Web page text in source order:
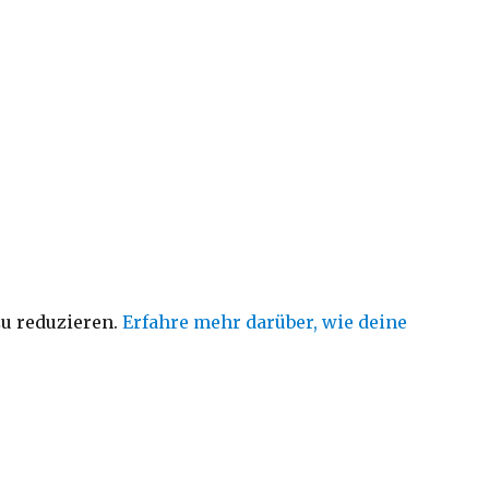
reduzieren.Erfahre mehr darüber, wie deine